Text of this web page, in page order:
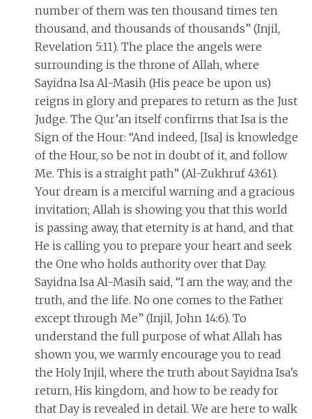
number of them was ten thousand times ten
thousand, and thousands of thousands” (Injil,
Revelation 5:11). The place the angels were
surrounding is the throne of Allah, where
Sayidna Isa Al-Masih (His peace be upon us)
reigns in glory and prepares to return as the Just
Judge. The Qur’an itself confirms that Isa is the
Sign of the Hour: “And indeed, [Isa] is knowledge
of the Hour, so be not in doubt of it, and follow
Me. This is a straight path” (Al-Zukhruf 43:61).
Your dream is a merciful warning and a gracious
invitation; Allah is showing you that this world
is passing away, that eternity is at hand, and that
He is calling you to prepare your heart and seek
the One who holds authority over that Day.
Sayidna Isa Al-Masih said, “I am the way, and the
truth, and the life. No one comes to the Father
except through Me” (Injil, John 14:6). To
understand the full purpose of what Allah has
shown you, we warmly encourage you to read
the Holy Injil, where the truth about Sayidna Isa’s
return, His kingdom, and how to be ready for
that Day is revealed in detail. We are here to walk